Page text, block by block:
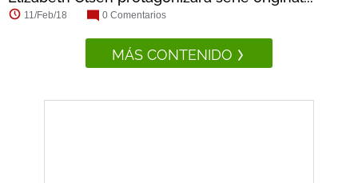
11/Feb/18 0 Comentarios
MÁS CONTENIDO